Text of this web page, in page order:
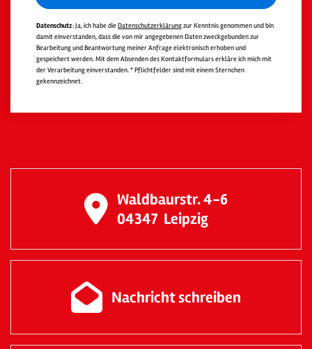
Datenschutz: Ja, ich habe die Datenschutzerklärungzur Kenntnis genommen und bin
damit einverstanden, dass die von mir angegebenen Daten zweckgebunden zur
Bearbeitung und Beantwortung meiner Anfrage elektronisch erhoben und
gespeichert werden. Mit dem Absenden des Kontaktformulars erkläre ich mich mit
der Verarbeitung einverstanden. * Pflichtfelder sind mit einem Sternchen
gekennzeichnet.
Waldbaurstr. 4-6
04347 Leipzig
Nachricht schreiben